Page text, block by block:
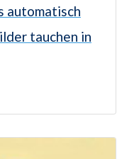
automatisch
tauchen in